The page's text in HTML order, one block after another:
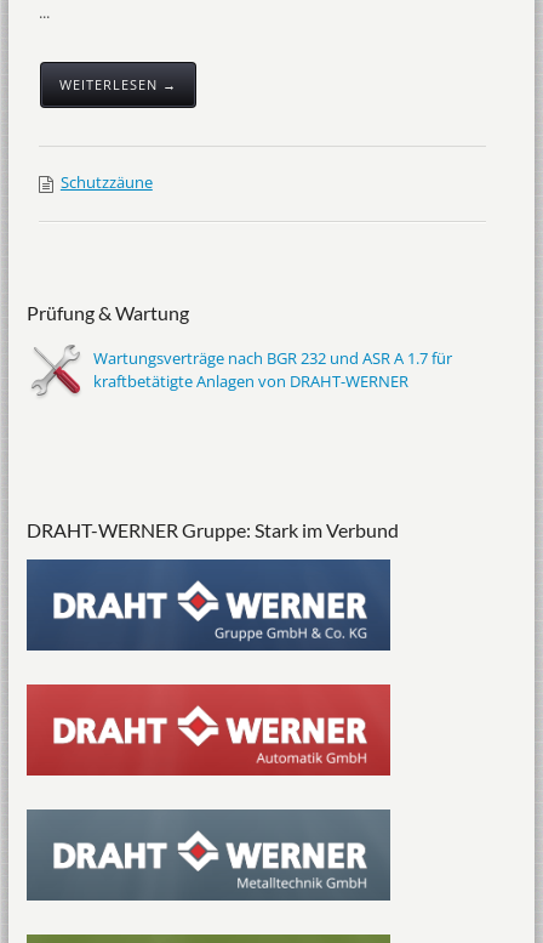
...
WEITERLESEN →
Schutzzäune
Prüfung & Wartung
Wartungsverträge nach BGR 232 und ASR A 1.7 für
kraftbetätigte Anlagen von DRAHT-WERNER
DRAHT-WERNER Gruppe: Stark im Verbund